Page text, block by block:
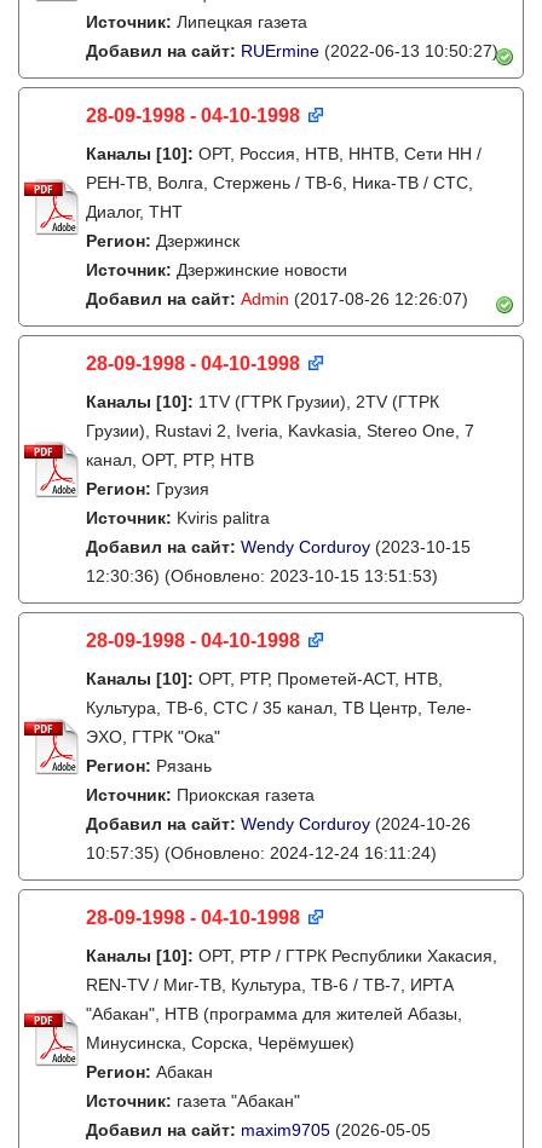
Источник: Липецкая газета
Добавил на сайт: RUErmine (2022-06-13 10:50:27)
28-09-1998 - 04-10-1998
Каналы [10]: ОРТ, Россия, НТВ, ННТВ, Сети НН /
РЕН-ТВ, Волга, Стержень / ТВ-6, Ника-ТВ / СТС,
Диалог, ТНТ
Регион: Дзержинск
Источник: Дзержинские новости
Добавил на сайт: Admin (2017-08-26 12:26:07)
28-09-1998 - 04-10-1998
Каналы [10]: 1TV (ГТРК Грузии), 2TV (ГТРК
Грузии), Rustavi 2, Iveria, Kavkasia, Stereo One, 7
канал, ОРТ, РТР, НТВ
Регион: Грузия
Источник: Kviris palitra
Добавил на сайт: Wendy Corduroy (2023-10-15
12:30:36) (Обновлено: 2023-10-15 13:51:53)
28-09-1998 - 04-10-1998
Каналы [10]: ОРТ, РТР, Прометей-АСТ, НТВ,
Культура, ТВ-6, СТС / 35 канал, ТВ Центр, Теле-
ЭХО, ГТРК "Ока"
Регион: Рязань
Источник: Приокская газета
Добавил на сайт: Wendy Corduroy (2024-10-26
10:57:35) (Обновлено: 2024-12-24 16:11:24)
28-09-1998 - 04-10-1998
Каналы [10]: ОРТ, РТР / ГТРК Республики Хакасия,
REN-TV / Миг-ТВ, Культура, ТВ-6 / ТВ-7, ИРТА
"Абакан", НТВ (программа для жителей Абазы,
Минусинска, Сорска, Черёмушек)
Регион: Абакан
Источник: газета "Абакан"
Добавил на сайт: maxim9705 (2026-05-05